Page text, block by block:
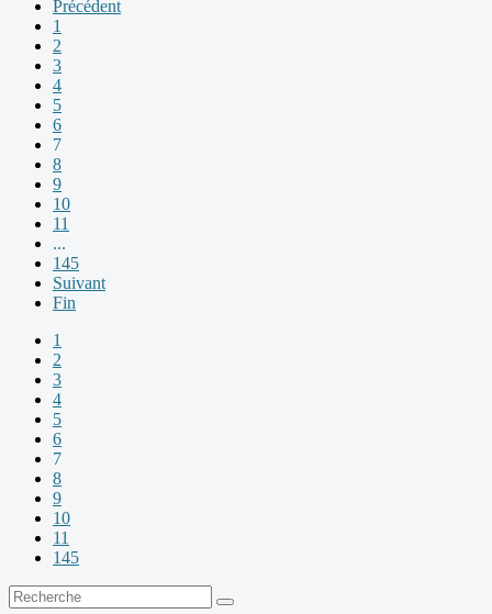
Précédent
1
2
3
4
5
6
7
8
9
10
11
...
145
Suivant
Fin
1
2
3
4
5
6
7
8
9
10
11
145